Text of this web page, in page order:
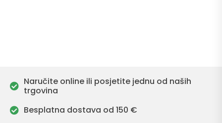
Naručite online ili posjetite jednu od naših
trgovina
Besplatna dostava od 150 €